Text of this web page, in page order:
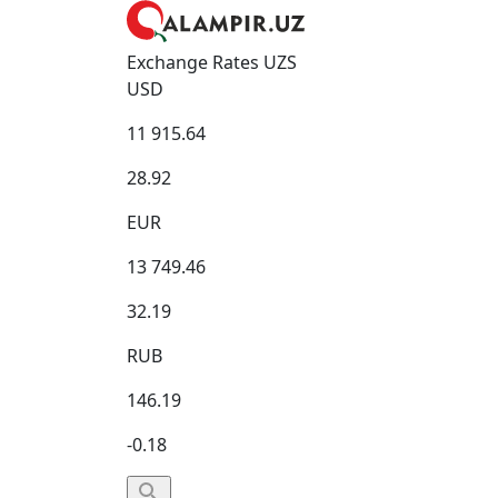
Exchange Rates UZS
USD
11 915.64
28.92
EUR
13 749.46
32.19
RUB
146.19
-0.18